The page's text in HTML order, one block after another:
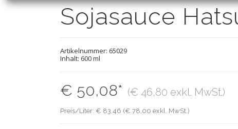
Sojasauce
Artikelnummer: 65029
Inhalt: 600 ml
€ 50,08* (€ 46,80 exkl. MwSt.)
Preis/Liter: € 83,46 (€ 78,00 exkl. MwSt.)